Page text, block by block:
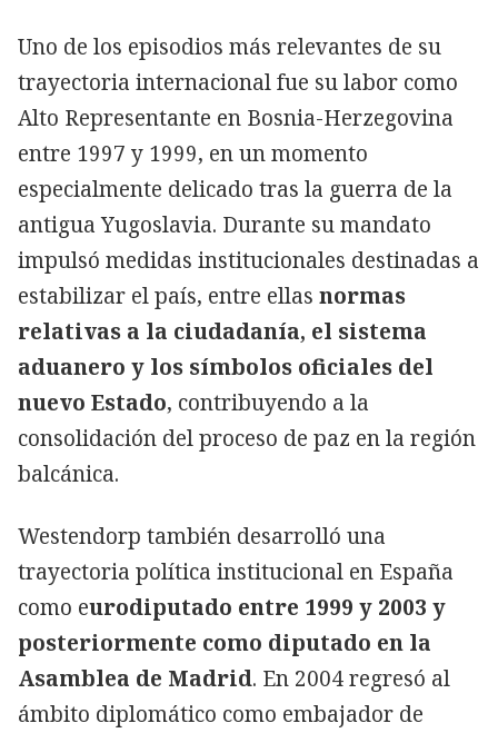
Uno de los episodios más relevantes de su
trayectoria internacional fue su labor como
Alto Representante en Bosnia-Herzegovina
entre 1997 y 1999, en un momento
especialmente delicado tras la guerra de la
antigua Yugoslavia. Durante su mandato
impulsó medidas institucionales destinadas a
estabilizar el país, entre ellas normas
relativas a la ciudadanía, el sistema
aduanero y los símbolos oficiales del
nuevo Estado, contribuyendo a la
consolidación del proceso de paz en la región
balcánica.
Westendorp también desarrolló una
trayectoria política institucional en España
como eurodiputado entre 1999 y 2003 y
posteriormente como diputado en la
Asamblea de Madrid. En 2004 regresó al
ámbito diplomático como embajador de